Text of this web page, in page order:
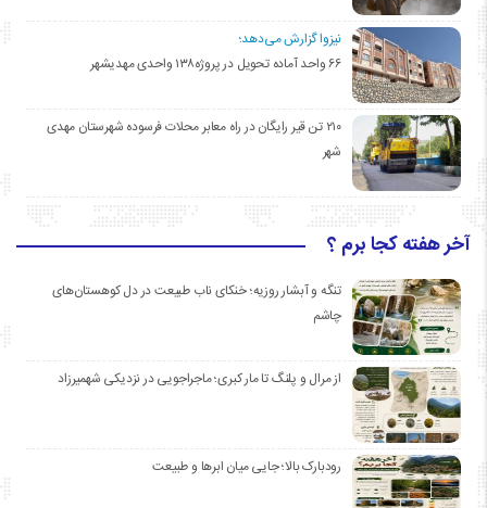
نیزوا گزارش می‌دهد؛
۶۶ واحد آماده تحویل در پروژه۱۳۸ واحدی مهدیشهر
۲۱۰ تن قیر رایگان در راه معابر محلات فرسوده شهرستان مهدی
شهر
آخر هفته کجا برم ؟
تنگه و آبشار روزیه؛ خنکای ناب طبیعت در دل کوهستان‌های
چاشم
از مرال و پلنگ تا مار کبری؛ ماجراجویی در نزدیکی شهمیرزاد
رودبارک بالا؛ جایی میان ابرها و طبیعت